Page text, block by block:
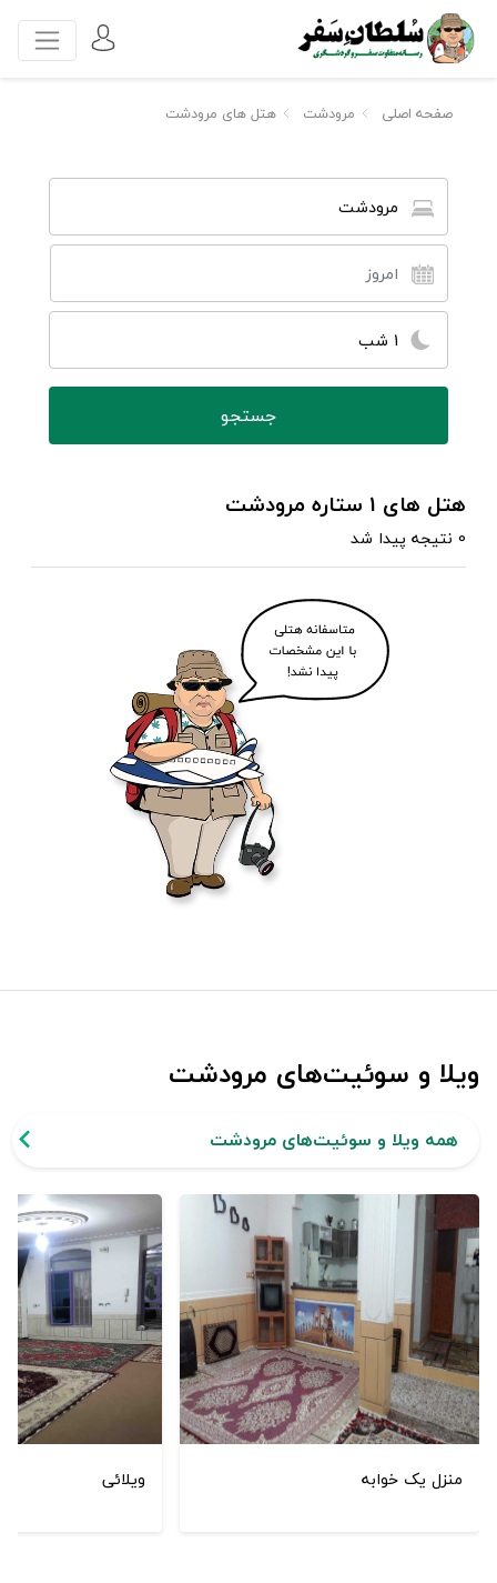
صفحه اصلی مرودشت هتل های مرودشت
مرودشت
1 شب
هتل های 1 ستاره مرودشت
0 نتیجه پیدا شد
ویلا و سوئیت‌های مرودشت
همه ویلا و سوئیت‌های مرودشت
منزل یک خوابه ویلائی